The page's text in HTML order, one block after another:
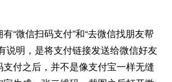
“微信扫码支付”和“去微信找朋友帮
说明，是将支付链接发送给微信好友
付之后，并不是像支付宝一样无缝